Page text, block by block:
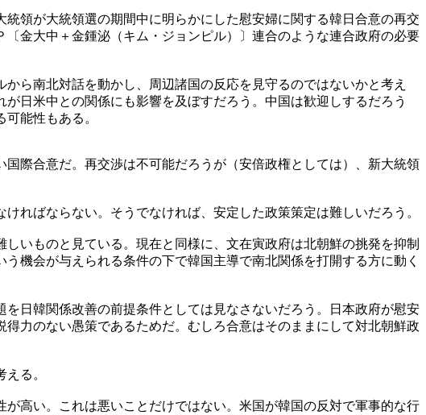
領が大統領選の期間中に明らかにした慰安婦に関する韓日合意の再交
金大中＋金鍾泌（キム・ジョンピル）〕連合のような連合政府の必要
ら南北対話を動かし、周辺諸国の反応を見守るのではないかと考え
日米中との関係にも影響を及ぼすだろう。中国は歓迎しするだろう
能性もある。
際合意だ。再交渉は不可能だろうが（安倍政権としては）、新大統領
ればならない。そうでなければ、安定した政策策定は難しいだろう。
いものと見ている。現在と同様に、文在寅政府は北朝鮮の挑発を抑制
機会が与えられる条件の下で韓国主導で南北関係を打開する方に動く
日韓関係改善の前提条件としては見なさないだろう。日本政府が慰安
力のない愚策であるためだ。むしろ合意はそのままにして対北朝鮮政
る。
高い。これは悪いことだけではない。米国が韓国の反対で軍事的な行